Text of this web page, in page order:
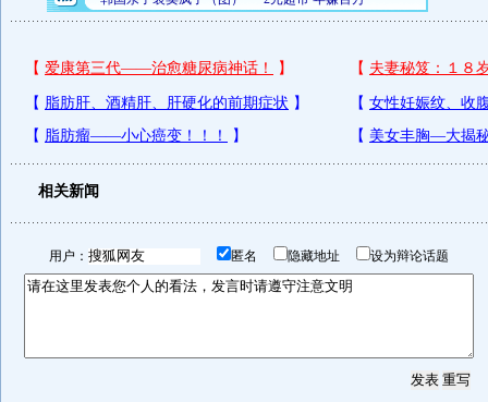
相关新闻
用户： 匿名 隐藏地址 设为辩论话题